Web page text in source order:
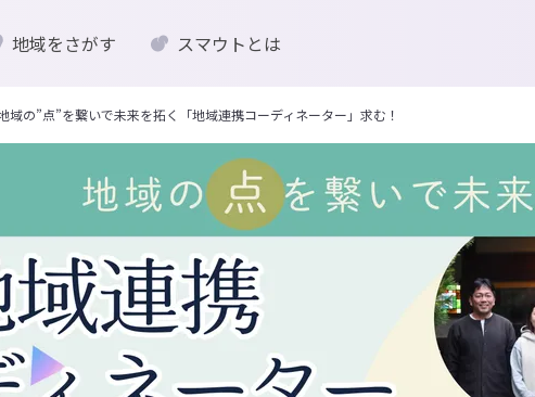
地域をさがす スマウトとは
域の”点”を繋いで未来を拓く「地域連携コーディネーター」求む！